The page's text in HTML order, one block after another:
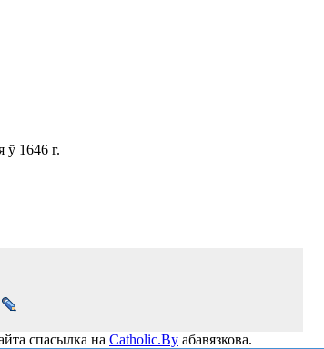
ў 1646 г.
спасылка на Catholic.By абавязкова.